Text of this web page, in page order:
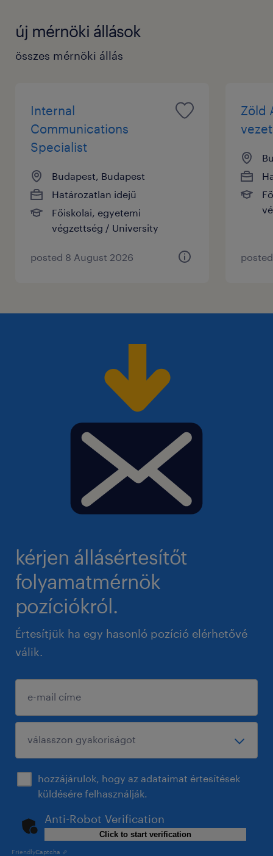
új mérnöki állások
összes mérnöki állás
Internal
Communications
Specialist
Budapest, Budapest
Határozatlan idejű
Főiskolai, egyetemi
végzettség / University
posted 8 August 2026
Zöld
kérjen állásértesítőt
folyamatmérnök
pozíciókról.
Értesítjük ha egy hasonló pozíció elérhetővé
válik.
hozzájárulok, hogy az adataimat értesítések
küldésére felhasználják.
Anti-Robot Verification
Click to start verification
FriendlyCaptcha ⇗